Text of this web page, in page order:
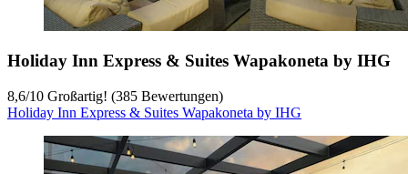
Holiday Inn Express & Suites Wapakoneta by IHG
8,6/10 Großartig! (385 Bewertungen)
Holiday Inn Express & Suites Wapakoneta by IHG